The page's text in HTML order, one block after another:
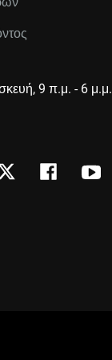
9 π.μ. - 6 μ.μ.